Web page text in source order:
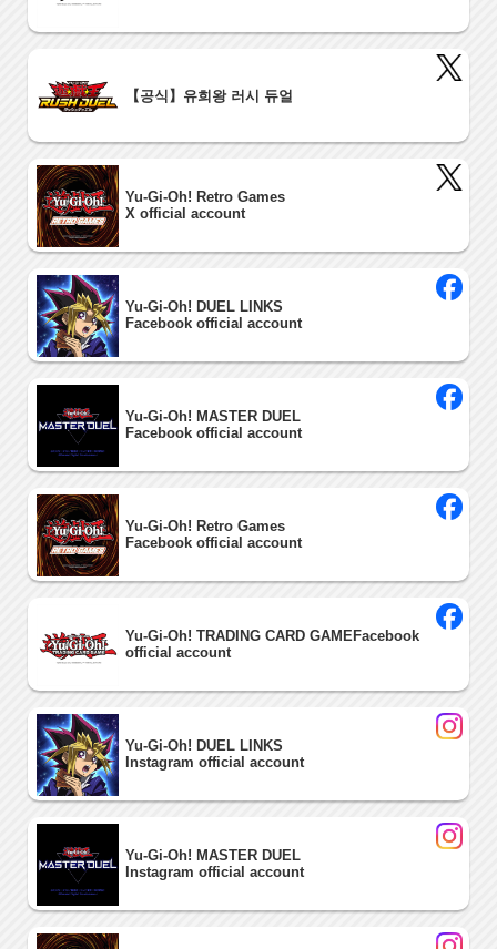
【공식】유희왕 러시 듀얼
Yu-Gi-Oh! Retro Games
X official account
Yu-Gi-Oh! DUEL LINKS
Facebook official account
Yu-Gi-Oh! MASTER DUEL
Facebook official account
Yu-Gi-Oh! Retro Games
Facebook official account
Yu-Gi-Oh! TRADING CARD GAMEFacebook
official account
Yu-Gi-Oh! DUEL LINKS
Instagram official account
Yu-Gi-Oh! MASTER DUEL
Instagram official account